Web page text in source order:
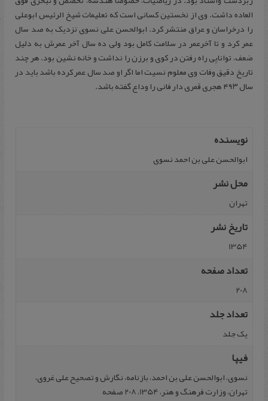
العاده داشت. وی از نخستین کسانی است که تعلیمات شیخ الرئیس ابوعلی
را درخراسان و عراق منتشر کرد. ابوالحسن علی نسوی نزدیک به صد سال
عمر کرد و تا آخرعمر در سلامت کامل بود ولی ده سال آخر عمرش به دلیل
ضعف، توانایِی راه رفتن در کوی و برزن را نداشت و خانه نشین بود. هر چند
تاریخ دقیق وفات وی معلوم نسیت اما اگر او صد سال عمر کرده باشد باید در
سال ۴۹۳ هجری قمری دار فانی را وداع گفته باشد.
نویسنده
اب‍وال‍ح‍س‍ن‌ ع‍ل‍ی‌ ب‍ن‌ اح‍م‍د ن‍س‍وی‌
محل نشر
تهران
تاریخ نشر
1354
تعداد صفحه
208
تعداد جلد
یک جلد
فیپا
نسوی، ابوالحسن علی بن احمد، بازنامه، نگارش و تصحیح علی غروی،
تهران، وزارت فرهنگ و هنر، 1354، 208 صفحه